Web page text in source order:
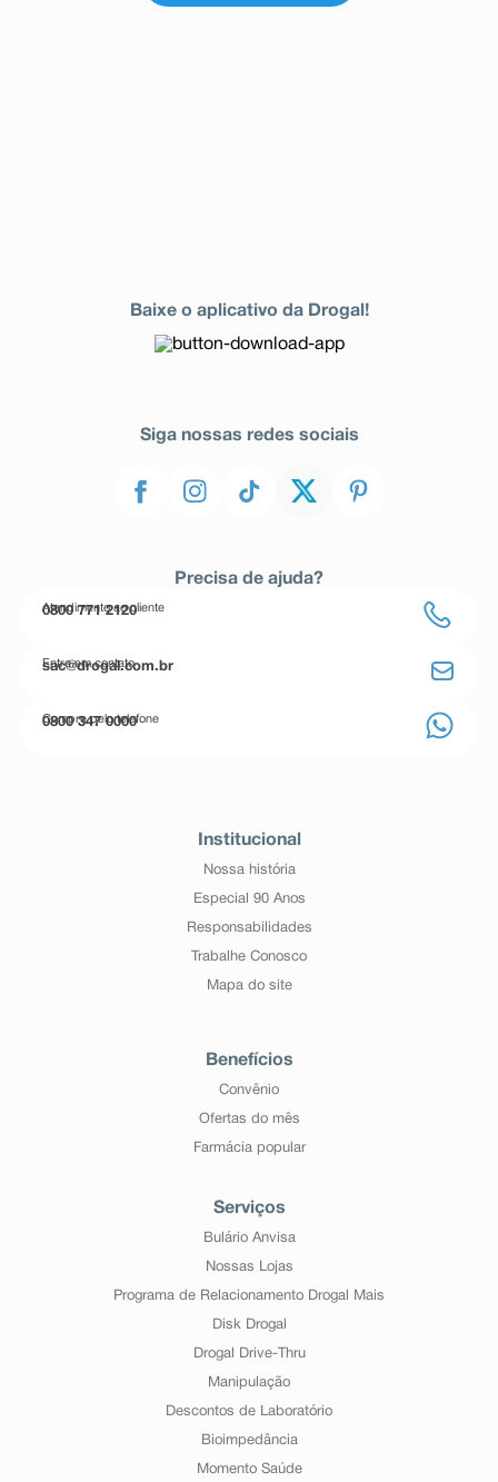
Baixe o aplicativo da Drogal!
Siga nossas redes sociais
Precisa de ajuda?
Atendimento ao cliente
0800 771 2120
Entre em contato
sac@drogal.com.br
Compre pelo telefone
0800 347 0000
Institucional
Nossa história
Especial 90 Anos
Responsabilidades
Trabalhe Conosco
Mapa do site
Benefícios
Convênio
Ofertas do mês
Farmácia popular
Serviços
Bulário Anvisa
Nossas Lojas
Programa de Relacionamento Drogal Mais
Disk Drogal
Drogal Drive-Thru
Manipulação
Descontos de Laboratório
Bioimpedância
Momento Saúde